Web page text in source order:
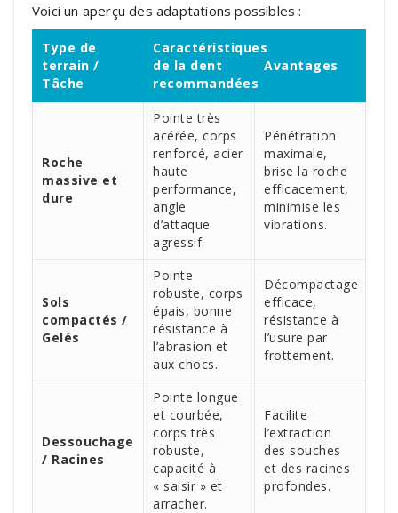
Voici un aperçu des adaptations possibles :
Type de
terrain /
Tâche
Caractéristiques
de la dent
recommandées
Avantages
Roche
massive et
dure
Pointe très
acérée, corps
renforcé, acier
haute
performance,
angle
d’attaque
agressif.
Pénétration
maximale,
brise la roche
efficacement,
minimise les
vibrations.
Sols
compactés /
Gelés
Pointe
robuste, corps
épais, bonne
résistance à
l’abrasion et
aux chocs.
Décompactage
efficace,
résistance à
l’usure par
frottement.
Dessouchage
/ Racines
Pointe longue
et courbée,
corps très
robuste,
capacité à
« saisir » et
arracher.
Facilite
l’extraction
des souches
et des racines
profondes.